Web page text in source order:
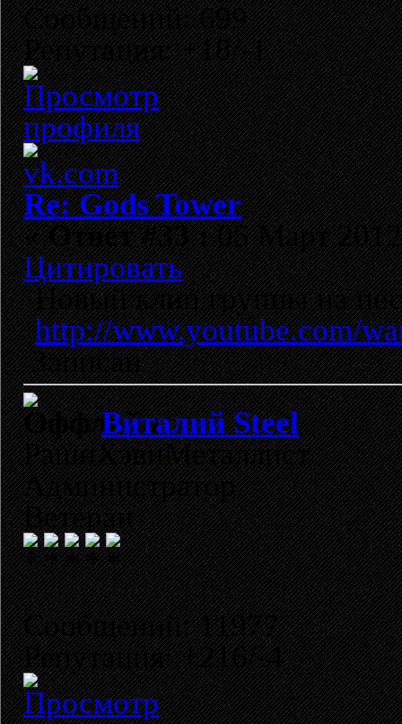
Сообщений: 699
Репутация: +18/-1
Re: Gods Tower
«Ответ #33 :05 Март
Цитировать
Новый клип группы на
http://www.youtube.com/
Записан
Виталий Steel
РашнХэвиМеталлист
Администратор
Ветеран
Сообщений: 11977
Репутация: +216/-4